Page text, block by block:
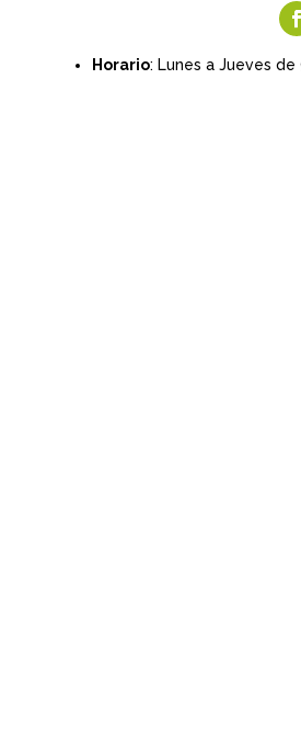
Horario: Lunes a Jueves